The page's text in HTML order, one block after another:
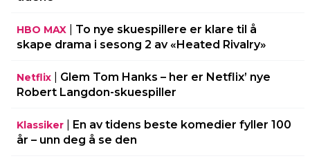
HBO MAX
To nye skuespillere er klare til å
skape drama i sesong 2 av «Heated Rivalry»
Netflix
Glem Tom Hanks – her er Netflix’ nye
Robert Langdon-skuespiller
Klassiker
En av tidens beste komedier fyller 100
år – unn deg å se den